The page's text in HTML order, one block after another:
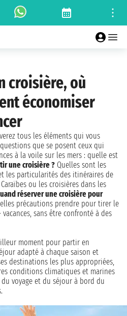
croisière, où
économiser
tous les éléments qui vous
que se posent ceux qui
à la voile sur les mers : quelle est
une croisière ? Quelles sont les
les particularités des itinéraires de
ou les croisières dans les
réserver une croisière pour
précautions prendre pour tirer le
sans être confronté à des
moment pour partir en
adapté à chaque saison et
destinations les plus appropriées,
conditions climatiques et marines
voyage et du séjour à bord du